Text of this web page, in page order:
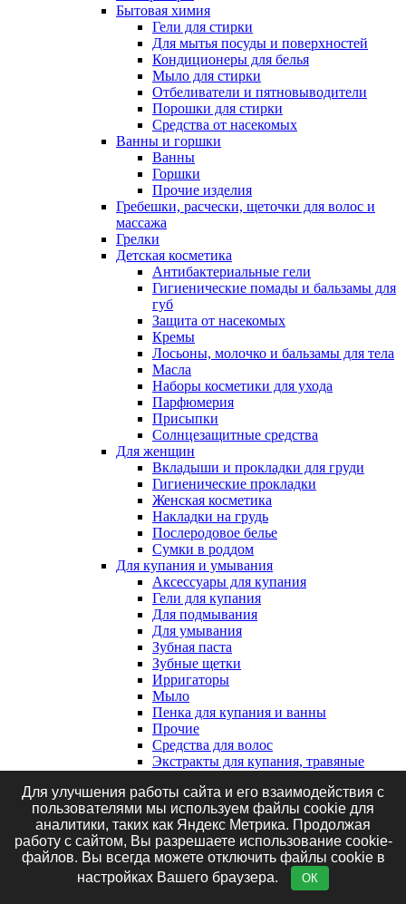
Бытовая химия
Гели для стирки
Для мытья посуды и поверхностей
Кондиционеры для белья
Мыло для стирки
Отбеливатели и пятновыводители
Порошки для стирки
Средства от насекомых
Ванны и горшки
Ванны
Горшки
Прочие изделия
Гребешки, расчески, щеточки для волос и
массажа
Грелки
Детская косметика
Антибактериальные гели
Гигиенические помады и бальзамы для
губ
Защита от насекомых
Кремы
Лосьоны, молочко и бальзамы для тела
Масла
Наборы косметики для ухода
Парфюмерия
Присыпки
Солнцезащитные средства
Для женщин
Вкладыши и прокладки для груди
Гигиенические прокладки
Женская косметика
Накладки на грудь
Послеродовое белье
Сумки в роддом
Для купания и умывания
Аксессуары для купания
Гели для купания
Для подмывания
Для умывания
Зубная паста
Зубные щетки
Ирригаторы
Мыло
Пенка для купания и ванны
Прочие
Средства для волос
Экстракты для купания, травяные
Клеенки, наматрасники и впитывающие
пеленки
Впитывающие пеленки
Клеенки
Наматрасники
Маникюрные принадлежности
Для улучшения работы сайта и его взаимодействия с
пользователями мы используем файлы cookie для
аналитики, таких как Яндекс Метрика. Продолжая
работу с сайтом, Вы разрешаете использование cookie-
файлов. Вы всегда можете отключить файлы cookie в
настройках Вашего браузера.
ОК